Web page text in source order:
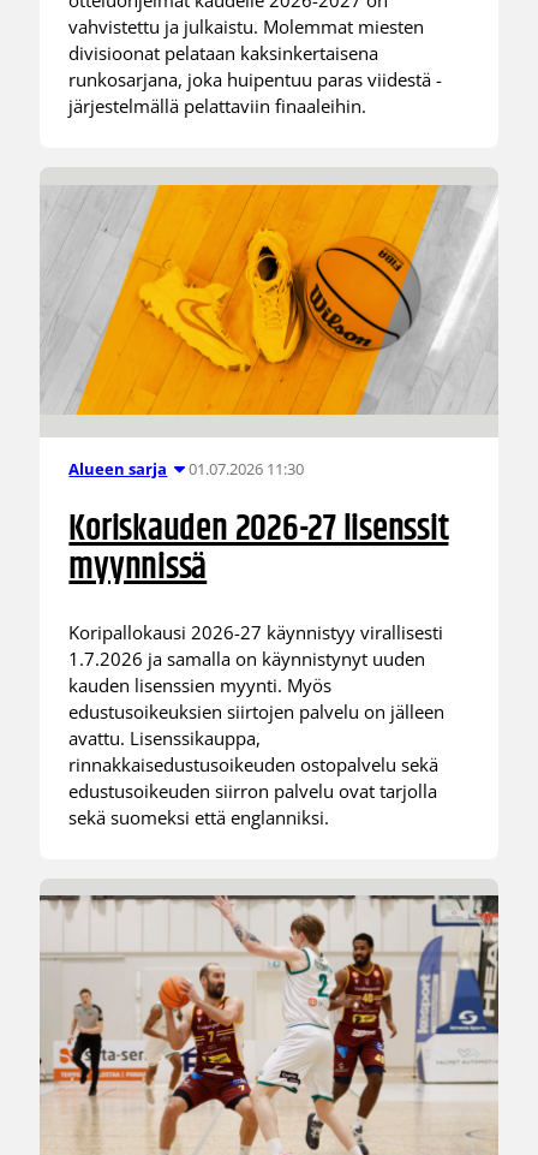
vahvistettu ja julkaistu. Molemmat miesten
divisioonat pelataan kaksinkertaisena
runkosarjana, joka huipentuu paras viidestä -
järjestelmällä pelattaviin finaaleihin.
Alueen sarja 01.07.2026 11:30
Koriskauden 2026-27 lisenssit
myynnissä
Koripallokausi 2026-27 käynnistyy virallisesti
1.7.2026 ja samalla on käynnistynyt uuden
kauden lisenssien myynti. Myös
edustusoikeuksien siirtojen palvelu on jälleen
avattu. Lisenssikauppa,
rinnakkaisedustusoikeuden ostopalvelu sekä
edustusoikeuden siirron palvelu ovat tarjolla
sekä suomeksi että englanniksi.